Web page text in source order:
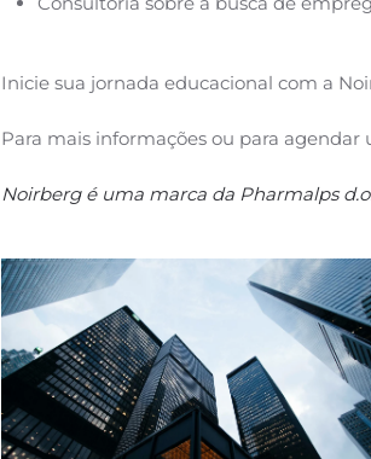
Inicie sua jornada educacional com a
Para mais informações ou para
Noirberg é uma marca da Pharmalps